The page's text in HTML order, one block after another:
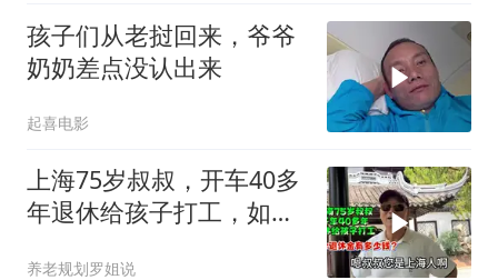
孩子们从老挝回来，爷爷
奶奶差点没认出来
起喜电影
上海75岁叔叔，开车40多
年退休给孩子打工，如今
养老规划罗姐说